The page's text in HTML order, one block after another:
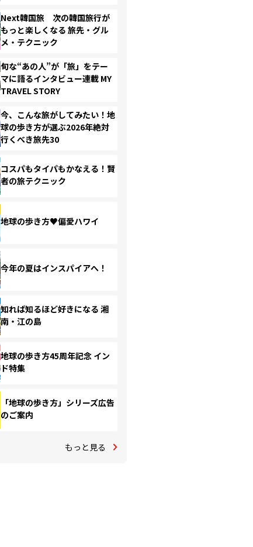
Next韓国旅 次の韓国旅行が
もっと楽しくなる 旅先・グル
メ・テクニック
旬な“あの人”が「旅」をテー
マに語るインタビュー連載 MY
TRAVEL STORY
今、こんな旅がしてみたい！地
球の歩き方が選ぶ2026年絶対
行くべき旅先30
コスパもタイパもかなえる！賢
者の旅テクニック
地球の歩き方♥偏愛ハワイ
今年の夏はインスパイアへ！
知れば知るほど好きになる 湘
南・江の島
地球の歩き方45周年記念 イン
ド特集
「地球の歩き方」シリーズ広告
のご案内
もっと見る